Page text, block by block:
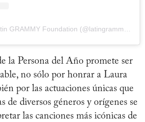
A post shared by Latin GRAMMY Foundation (@latingrammyfdn)
la Persona del Año promete ser
no sólo por honrar a Laura
por las actuaciones únicas que
de diversos géneros y orígenes se
las canciones más icónicas de